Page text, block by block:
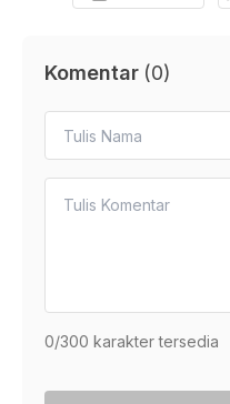
Komentar (0)
0/300 karakter tersedia